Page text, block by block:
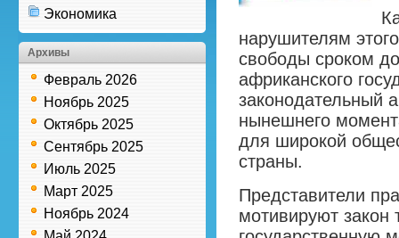
Экономика
Архивы
Февраль 2026
Ноябрь 2025
Октябрь 2025
Сентябрь 2025
Июль 2025
Март 2025
Ноябрь 2024
нарушителям
свободы сроком
африканского
законодательный
нынешнего
для широкой
страны.
Представители
мотивируют закон